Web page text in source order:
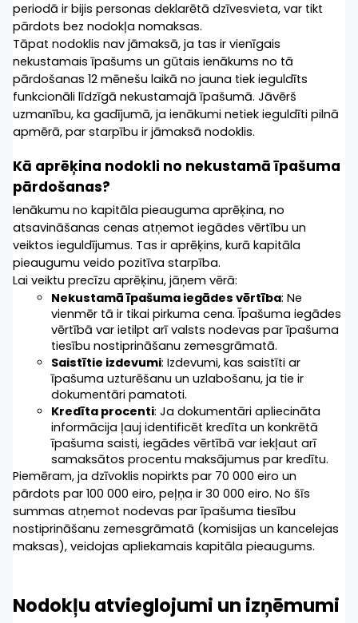
periodā ir bijis personas deklarētā dzīvesvieta, var tikt
pārdots bez nodokļa nomaksas.
Tāpat nodoklis nav jāmaksā, ja tas ir vienīgais
nekustamais īpašums un gūtais ienākums no tā
pārdošanas 12 mēnešu laikā no jauna tiek ieguldīts
funkcionāli līdzīgā nekustamajā īpašumā. Jāvērš
uzmanību, ka gadījumā, ja ienākumi netiek ieguldīti pilnā
apmērā, par starpību ir jāmaksā nodoklis.
Kā aprēķina nodokli no nekustamā īpašuma
pārdošanas?
Ienākumu no kapitāla pieauguma aprēķina, no
atsavināšanas cenas atņemot iegādes vērtību un
veiktos ieguldījumus. Tas ir aprēķins, kurā kapitāla
pieaugumu veido pozitīva starpība.
Lai veiktu precīzu aprēķinu, jāņem vērā:
Nekustamā īpašuma iegādes vērtība: Ne
vienmēr tā ir tikai pirkuma cena. Īpašuma iegādes
vērtībā var ietilpt arī valsts nodevas par īpašuma
tiesību nostiprināšanu zemesgrāmatā.
Saistītie izdevumi: Izdevumi, kas saistīti ar
īpašuma uzturēšanu un uzlabošanu, ja tie ir
dokumentāri pamatoti.
Kredīta procenti: Ja dokumentāri apliecināta
informācija ļauj identificēt kredīta un konkrētā
īpašuma saisti, iegādes vērtībā var iekļaut arī
samaksātos procentu maksājumus par kredītu.
Piemēram, ja dzīvoklis nopirkts par 70 000 eiro un
pārdots par 100 000 eiro, peļņa ir 30 000 eiro. No šīs
summas atņemot nodevas par īpašuma tiesību
nostiprināšanu zemesgrāmatā (komisijas un kancelejas
maksas), veidojas apliekamais kapitāla pieaugums.
Nodokļu atvieglojumi un izņēmumi